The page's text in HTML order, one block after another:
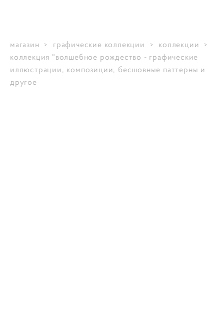
магазин > графические коллекции > коллекции >
коллекция "волшебное рождество - графические
иллюстрации, композиции, бесшовные паттерны и
другое